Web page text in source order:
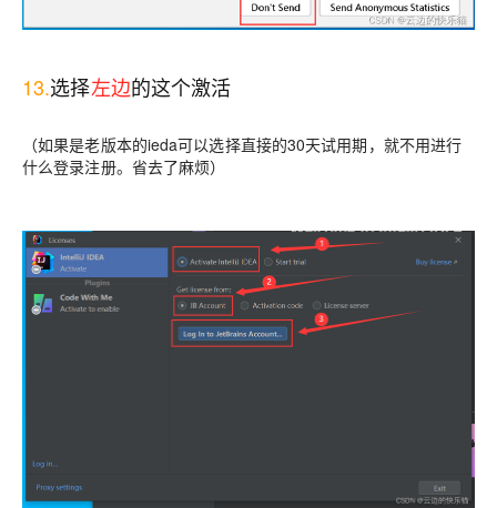
13.选择左边的这个激活
（如果是老版本的ieda可以选择直接的30天试用期，就不用进行
什么登录注册。省去了麻烦）